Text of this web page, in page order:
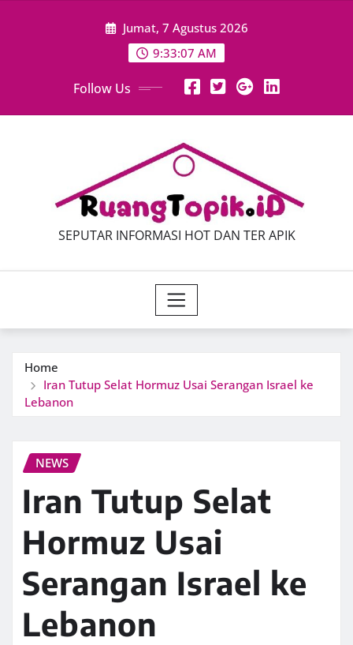
Jumat, 7 Agustus 2026
9:33:08 AM
Follow Us
SEPUTAR INFORMASI HOT DAN TER APIK
Home
Iran Tutup Selat Hormuz Usai Serangan Israel ke
Lebanon
NEWS
Iran Tutup Selat
Hormuz Usai
Serangan Israel ke
Lebanon